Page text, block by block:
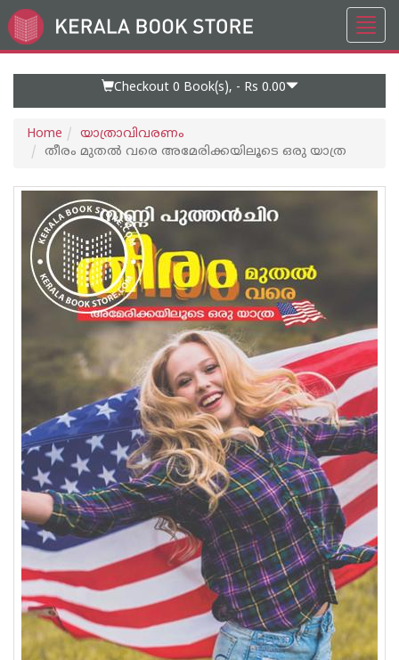
Go
to
Checkout 0 Book(s), - Rs 0.00
Home
യാത്രാവിവരണം
തീരം മുതല്‍ വരെ അമേരിക്കയിലൂടെ ഒരു യാത്ര